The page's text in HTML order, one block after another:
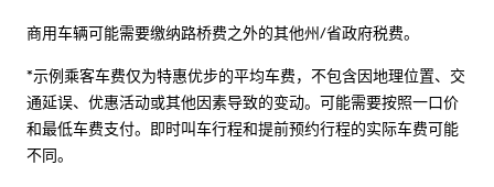
商用车辆可能需要缴纳路桥费之外的其他州/省政府税费。
*示例乘客车费仅为特惠优步的平均车费，不包含因地理位置、交
通延误、优惠活动或其他因素导致的变动。可能需要按照一口价
和最低车费支付。即时叫车行程和提前预约行程的实际车费可能
不同。